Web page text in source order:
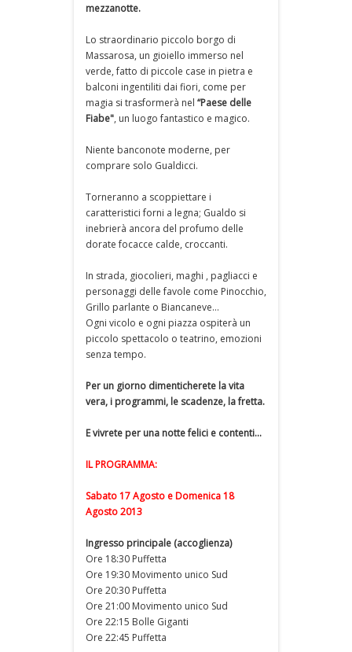
mezzanotte.
Lo straordinario piccolo borgo di
Massarosa, un gioiello immerso nel
verde, fatto di piccole case in pietra e
balconi ingentiliti dai fiori, come per
magia si trasformerà nel “Paese delle
Fiabe", un luogo fantastico e magico.
Niente banconote moderne, per
comprare solo Gualdicci.
Torneranno a scoppiettare i
caratteristici forni a legna; Gualdo si
inebrierà ancora del profumo delle
dorate focacce calde, croccanti.
In strada, giocolieri, maghi , pagliacci e
personaggi delle favole come Pinocchio,
Grillo parlante o Biancaneve...
Ogni vicolo e ogni piazza ospiterà un
piccolo spettacolo o teatrino, emozioni
senza tempo.
Per un giorno dimenticherete la vita
vera, i programmi, le scadenze, la fretta.
E vivrete per una notte felici e contenti...
IL PROGRAMMA:
Sabato 17 Agosto e Domenica 18
Agosto 2013
Ingresso principale (accoglienza)
Ore 18:30 Puffetta
Ore 19:30 Movimento unico Sud
Ore 20:30 Puffetta
Ore 21:00 Movimento unico Sud
Ore 22:15 Bolle Giganti
Ore 22:45 Puffetta